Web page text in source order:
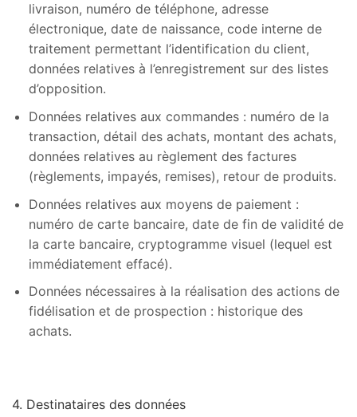
livraison, numéro de téléphone, adresse
électronique, date de naissance, code interne de
traitement permettant l’identification du client,
données relatives à l’enregistrement sur des listes
d’opposition.
Données relatives aux commandes : numéro de la
transaction, détail des achats, montant des achats,
données relatives au règlement des factures
(règlements, impayés, remises), retour de produits.
Données relatives aux moyens de paiement :
numéro de carte bancaire, date de fin de validité de
la carte bancaire, cryptogramme visuel (lequel est
immédiatement effacé).
Données nécessaires à la réalisation des actions de
fidélisation et de prospection : historique des
achats.
4. Destinataires des données